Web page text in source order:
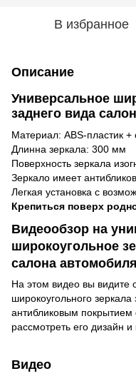
В избранное
Описание
Универсальное
заднего вида
Материал: ABS-пластик +
Длинна зеркала: 300 мм
Поверхность зеркала
Зеркало имеет
Легкая установка с
Крепиться поверх
Видеообзор на
широкоугольное
салона автомобиля
На этом видео вы видите
широкоугольного
антибликовым
рассмотреть его дизайн
Видео